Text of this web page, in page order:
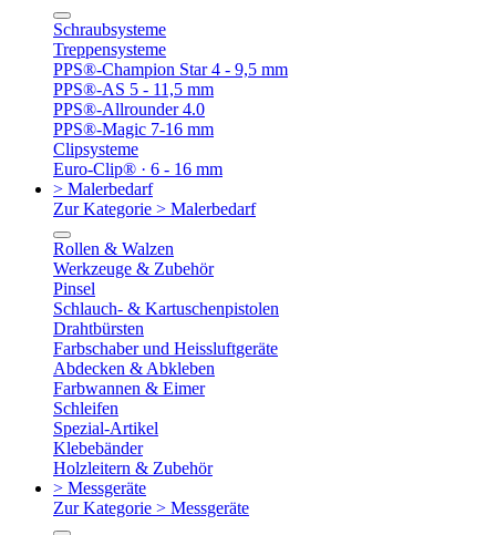
Schraubsysteme
Treppensysteme
PPS®-Champion Star 4 - 9,5 mm
PPS®-AS 5 - 11,5 mm
PPS®-Allrounder 4.0
PPS®-Magic 7-16 mm
Clipsysteme
Euro-Clip® · 6 - 16 mm
> Malerbedarf
Zur Kategorie > Malerbedarf
Rollen & Walzen
Werkzeuge & Zubehör
Pinsel
Schlauch- & Kartuschenpistolen
Drahtbürsten
Farbschaber und Heissluftgeräte
Abdecken & Abkleben
Farbwannen & Eimer
Schleifen
Spezial-Artikel
Klebebänder
Holzleitern & Zubehör
> Messgeräte
Zur Kategorie > Messgeräte